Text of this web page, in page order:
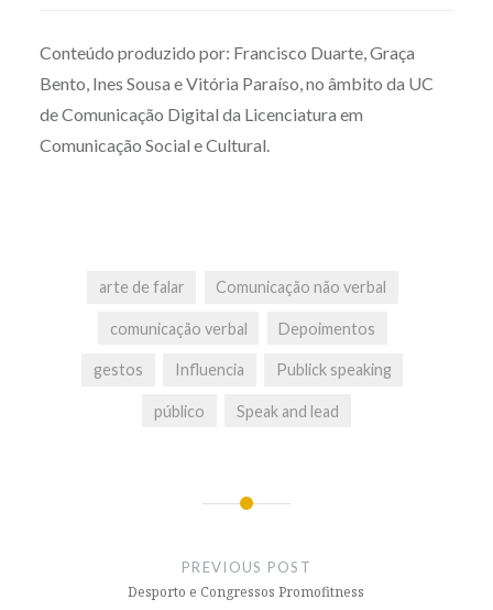
Conteúdo produzido por: Francisco Duarte, Graça
Bento, Ines Sousa e Vitória Paraíso, no âmbito da UC
de Comunicação Digital da Licenciatura em
Comunicação Social e Cultural.
arte de falar Comunicação não verbal
comunicação verbal Depoimentos
gestos Influencia Publick speaking
público Speak and lead
PREVIOUS POST
Desporto e Congressos Promofitness